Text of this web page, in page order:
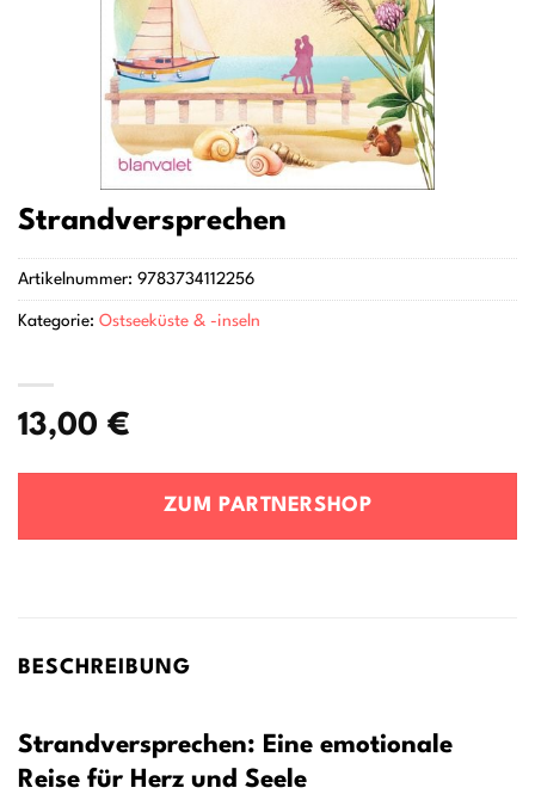
Strandversprechen
13,00 €
ZUM PARTNERSHOP
Artikelnummer: 9783734112256
Kategorie: Ostseeküste & -inseln
BESCHREIBUNG
Strandversprechen: Eine emotionale
Reise für Herz und Seele